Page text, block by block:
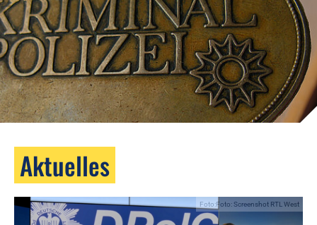
Aktuelles
Foto:Foto: Screenshot RTL West